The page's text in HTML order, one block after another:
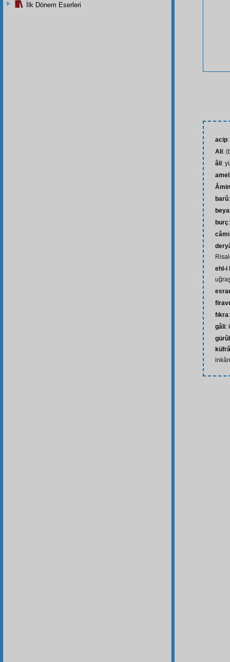
acip
Ali:
âli:
amel
Âmin
barû
burç
câmi
ehl-i
fıkra
gâli:
İlk Dönem Eserleri